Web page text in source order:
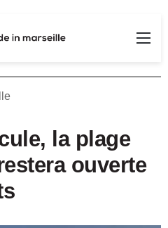
la plage
ouverte